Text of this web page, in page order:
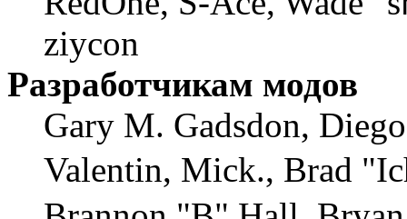
ziycon
Разработчикам модов
Gary M. Gadsdon,
Valentin, Mick., Brad